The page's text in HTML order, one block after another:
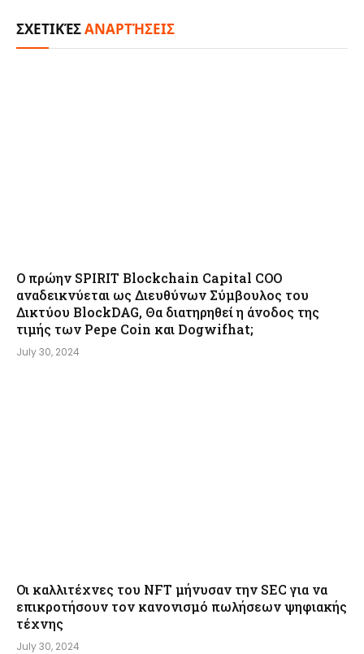
ΣΧΕΤΙΚΈΣΑΝΑΡΤΉΣΕΙΣ
Ο πρώην SPIRIT Blockchain Capital COO
αναδεικνύεται ως Διευθύνων Σύμβουλος του
Δικτύου BlockDAG, Θα διατηρηθεί η άνοδος της
τιμής των Pepe Coin και Dogwifhat;
July 30, 2024
Οι καλλιτέχνες του NFT μήνυσαν την SEC για να
επικροτήσουν τον κανονισμό πωλήσεων ψηφιακής
τέχνης
July 30, 2024